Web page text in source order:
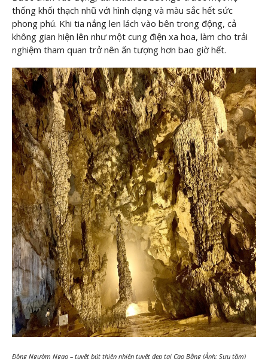
thống khối thạch nhũ với hình dạng và màu sắc hết sức
phong phú. Khi tia nắng len lách vào bên trong động, cả
không gian hiện lên như một cung điện xa hoa, làm cho trải
nghiệm tham quan trở nên ấn tượng hơn bao giờ hết.
Động Ngườm Ngao – tuyệt bút thiên nhiên tuyệt đẹp tại Cao Bằng (Ảnh: Sưu tầm)